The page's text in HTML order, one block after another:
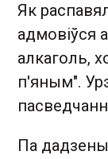
Як
адмовіўся
алкаголь,
п'яным".
Па